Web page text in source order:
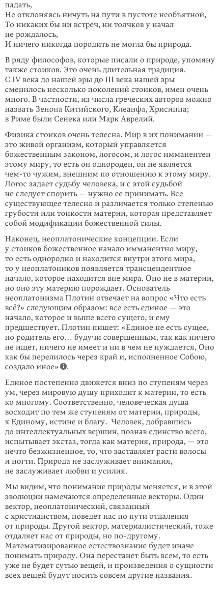
падать,
Не отклоняясь ничуть на пути в пустоте необъятной,
То никаких бы ни встреч, ни толчков у начал
не рождалось,
И ничего никогда породить не могла бы природа.
В ряду философов, которые писали о природе, упомяну
также стоиков. Это очень длительная традиция.
С IV века до нашей эры до III века нашей эры
сменилось несколько поколений стоиков, имен очень
много. В частности, из числа греческих авторов можно
назвать Зенона Китийского, Клеанфа, Хрисиппа;
в Риме были Сенека или Марк Аврелий.
Физика стоиков очень телесна. Мир в их понимании —
это живой организм, который управляется
божественным законом, логосом, и логос имманентен
этому миру, то есть он однороден, он не является
чем-то чужим, внешним по отношению к этому миру.
Логос задает судьбу человека, и с этой судьбой
не следует спорить — нужно ее принимать. Все
существующее телесно и различается только степенью
грубости или тонкости материи, которая представляет
собой модификации божественной силы.
Наконец, неоплатонические концепции. Если
у стоиков божественное начало имманентно миру,
то есть однородно и находится внутри этого мира,
то у неоплатоников появляется трансцендентное
начало, которое находится вне мира. Оно не в материи,
но оно эту материю порождает. Основатель
неоплатонизма Плотин отвечает на вопрос «Что есть
всё?» следующим образом: все есть единое — это
начало, которое и выше всего сущего, и ему
предшествует. Плотин пишет: «Единое не есть сущее,
но родитель его… будучи совершенным, так как ничего
не ищет, ничего не имеет и ни в чем не нуждается, Оно
как бы перелилось через край и, исполненное Собою,
создало иное»
.
Единое постепенно движется вниз по ступеням через
ум, через мировую душу приходит к материи, то есть
ко многому. Соответственно, человеческая душа
восходит по тем же ступеням от материи, природы,
к Единому, истине и благу. Человек, добравшись
до интеллектуальных вершин, познав единство всего,
испытывает экстаз, тогда как материя, природа, — это
нечто безжизненное, то, что заставляет расти волосы
и ногти. Природа не заслуживает внимания,
не заслуживает любви и усилия.
Мы видим, что понимание природы меняется, и в этой
эволюции намечаются определенные векторы. Один
вектор, неоплатонический, связанный
с христианством, поведет нас по пути отдаления
от природы. Другой вектор, материалистический, тоже
отдаляет нас от природы, но по-другому.
Математизированное естествознание будет иначе
понимать природу. Она перестанет быть всем, то есть
уже не будет сутью вещей, и произведения о сущности
всех вещей будут носить совсем другие названия.